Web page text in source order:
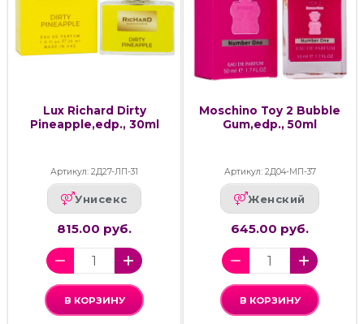
Lux Richard Dirty
Pineapple,edp., 30ml
Артикул: 2Д27-ЛП-31
Унисекс
815.00 руб.
В КОРЗИНУ
Moschino Toy 2 Bubble
Gum,edp., 50ml
Артикул: 2Д04-МП-37
Женский
645.00 руб.
В КОРЗИНУ